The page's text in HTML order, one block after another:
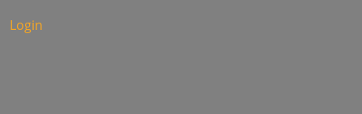
Login